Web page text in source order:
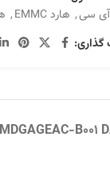
آی سی, هارد EMMC ,
گذاری:
B001